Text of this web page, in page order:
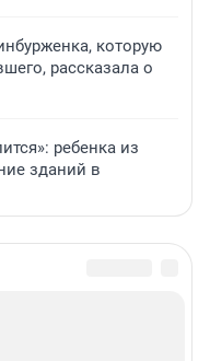
которую
рассказала о
ребенка из
зданий в